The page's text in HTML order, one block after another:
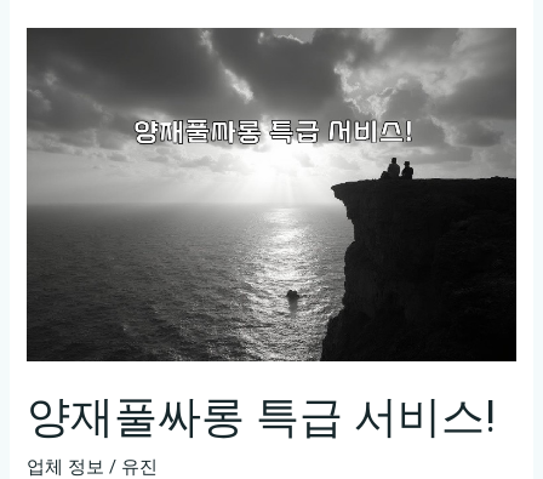
양재풀싸롱 특급 서비스!
업체 정보 / 유진